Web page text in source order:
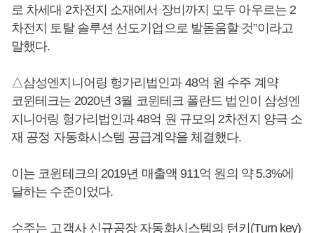
로 차세대 2차전지 소재에서 장비까지 모두 아우르는 2
차전지 토탈 솔루션 선도기업으로 발돋움할 것”이라고
말했다.
△삼성엔지니어링 헝가리법인과 48억 원 수주 계약
코윈테크는 2020년 3월 코윈테크 폴란드 법인이 삼성엔
지니어링 헝가리법인과 48억 원 규모의 2차전지 양극 소
재 공정 자동화시스템 공급계약을 체결했다.
이는 코윈테크의 2019년 매출액 911억 원의 약 5.3%에
달하는 수준이었다.
수주는 고객사 신규공장 자동화시스템의 턴키(Turn key)